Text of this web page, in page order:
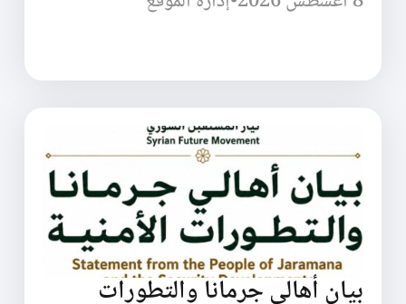
بيان أهالي جرمانا والتطورات